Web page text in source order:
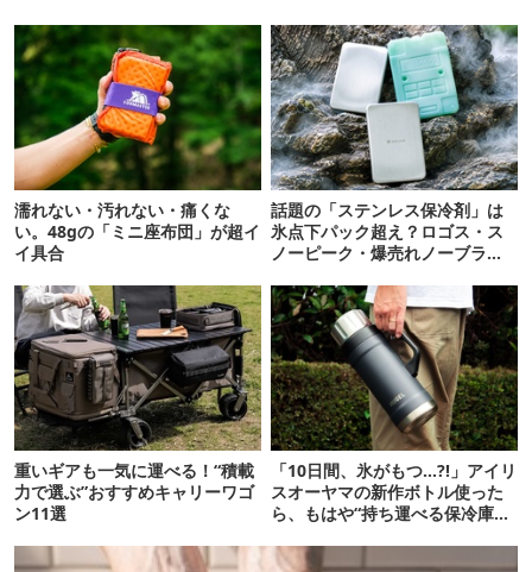
濡れない・汚れない・痛くな
い。48gの「ミニ座布団」が超イ
イ具合
話題の「ステンレス保冷剤」は
氷点下パック超え？ロゴス・ス
ノーピーク・爆売れノーブラン
重いギアも一気に運べる！“積載
力で選ぶ”おすすめキャリーワゴ
ン11選
「10日間、氷がもつ…?!」アイリ
スオーヤマの新作ボトル使った
ら、もはや“持ち運べる保冷庫